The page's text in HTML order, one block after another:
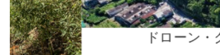
ドローン・クリケット